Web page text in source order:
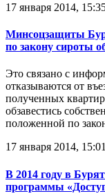
17 января 2014,
Минсоцзащиты
по закону сироты
Это связано с
отказываются от
полученных
обзавестись
положенной по
17 января 2014, 15:01
В 2014 году в
программы